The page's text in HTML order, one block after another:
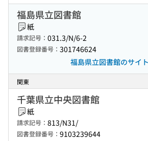
福島県立図書館
紙
請求記号： 031.3/N/6-2
図書登録番号： 301746624
福島県立図書館のサイ
関東
千葉県立中央図書館
紙
請求記号： 813/N31/
図書登録番号： 9103239644